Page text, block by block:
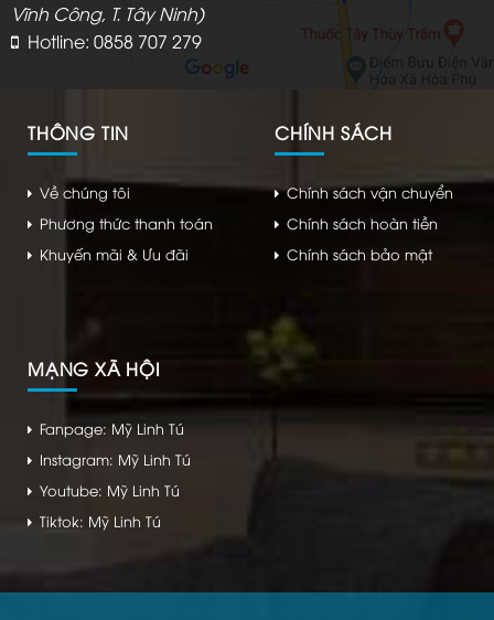
Vĩnh Công, T. Tây Ninh)
Hotline: 0858 707 279
THÔNG TIN
Về chúng tôi
Phương thức thanh toán
Khuyến mãi & Ưu đãi
CHÍNH SÁCH
Chính sách vận chuyển
Chính sách hoàn tiền
Chính sách bảo mật
MẠNG XÃ HỘI
Fanpage: Mỹ Linh Tú
Instagram: Mỹ Linh Tú
Youtube: Mỹ Linh Tú
Tiktok: Mỹ Linh Tú